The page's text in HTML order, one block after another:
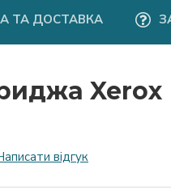
ТА ДОСТАВКА
Xerox
відгук